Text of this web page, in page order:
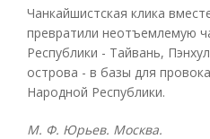
Чанкайшистская клика
превратили неотъемлемую
Республики - Тайвань,
острова - в базы для
Народной Республики.
М. Ф. Юрьев. Москва.